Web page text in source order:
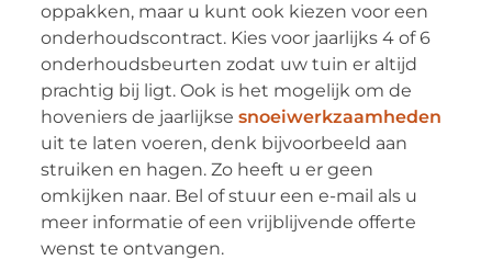
oppakken, maar u kunt ook kiezen voor een
onderhoudscontract. Kies voor jaarlijks 4 of 6
onderhoudsbeurten zodat uw tuin er altijd
prachtig bij ligt. Ook is het mogelijk om de
hoveniers de jaarlijkse snoeiwerkzaamheden
uit te laten voeren, denk bijvoorbeeld aan
struiken en hagen. Zo heeft u er geen
omkijken naar. Bel of stuur een e-mail als u
meer informatie of een vrijblijvende offerte
wenst te ontvangen.